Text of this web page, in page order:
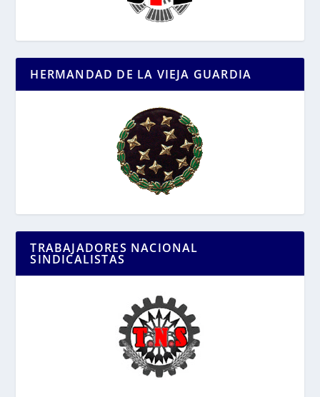
HERMANDAD DE LA VIEJA GUARDIA
TRABAJADORES NACIONAL
SINDICALISTAS